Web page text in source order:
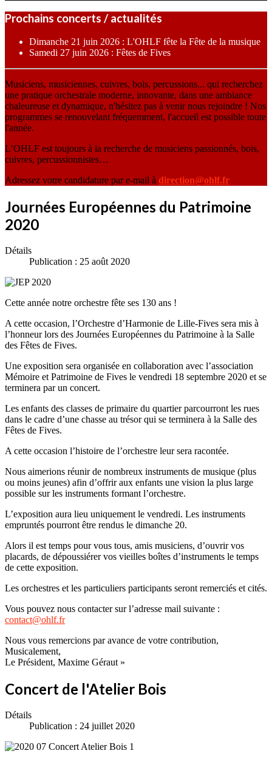
Prochains concerts / actualités
Dimanche 21 juin 2026 : L'OHLF fête la Fête de la musique
Samedi 27 juin 2026 : Fêtes de Fives
Musiciens, musiciennes, cuivres, bois, percussions... qui recherchez
une pratique orchestrale moderne, innovante, dans une ambiance
chaleureuse et dynamique, n'hésitez pas à venir nous rejoindre ! Nos
programmes se renouvelant fréquemment, l'accueil est possible toute
l'année.
L’OHLF est toujours à la recherche de musiciens passionnés, bois,
cuivres, percussionnistes…
Adressez votre candidature par e-mail à direction@ohlf.fr
Journées Européennes du Patrimoine
2020
Détails
Publication : 25 août 2020
Cette année notre orchestre fête ses 130 ans !
A cette occasion, l’Orchestre d’Harmonie de Lille-Fives sera mis à
l’honneur lors des Journées Européennes du Patrimoine à la Salle
des Fêtes de Fives.
Une exposition sera organisée en collaboration avec l’association
Mémoire et Patrimoine de Fives le vendredi 18 septembre 2020 et se
terminera par un concert.
Les enfants des classes de primaire du quartier parcourront les rues
dans le cadre d’une chasse au trésor qui se terminera à la Salle des
Fêtes de Fives.
A cette occasion l’histoire de l’orchestre leur sera racontée.
Nous aimerions réunir de nombreux instruments de musique (plus
ou moins jeunes) afin d’offrir aux enfants une vision la plus large
possible sur les instruments formant l’orchestre.
L’exposition aura lieu uniquement le vendredi. Les instruments
empruntés pourront être rendus le dimanche 20.
Alors il est temps pour vous tous, amis musiciens, d’ouvrir vos
placards, de dépoussiérer vos vieilles boîtes d’instruments le temps
de cette exposition.
Les orchestres et les particuliers participants seront remerciés et cités.
Vous pouvez nous contacter sur l’adresse mail suivante :
contact@ohlf.fr
Nous vous remercions par avance de votre contribution,
Musicalement,
Le Président, Maxime Géraut »
Concert de l'Atelier Bois
Détails
Publication : 24 juillet 2020